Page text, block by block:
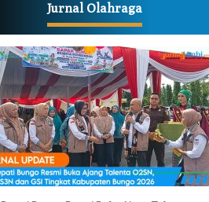
Jurnal Olahraga